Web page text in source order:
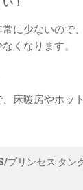
！
に少ないので
くなります。
床暖房やホッ
プリンセス タン